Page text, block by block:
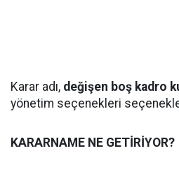
Karar adı, değişen boş kadro
yönetim seçenekleri
KARARNAME NE GETİRİYOR?